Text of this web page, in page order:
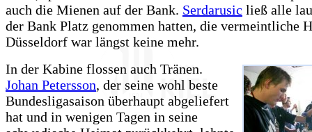
auch die Mienen auf der Bank. Serdarusic ließ alle
der Bank Platz genommen hatten, die vermeintliche
Düsseldorf war längst keine mehr.
In der Kabine flossen auch Tränen.
Johan Petersson, der seine wohl beste
Bundesligasaison überhaupt abgeliefert
hat und in wenigen Tagen in seine